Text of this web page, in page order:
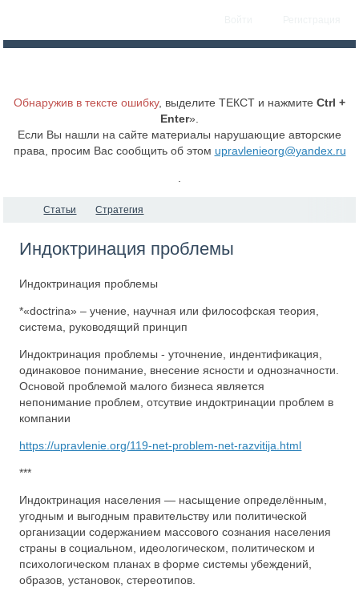
Обнаружив в тексте ошибку, выделите ТЕКСТ и нажмите Ctrl +
Enter».
Если Вы нашли на сайте материалы нарушающие авторские
права, просим Вас сообщить об этом upravlenieorg@yandex.ru
Статьи Стратегия
Индоктринация проблемы
Индоктринация проблемы
*«doctrina» – учение, научная или философская теория,
система, руководящий принцип
Индоктринация проблемы - уточнение, индентификация,
одинаковое понимание, внесение ясности и однозначности.
Основой проблемой малого бизнеса является
непонимание проблем, отсутвие индоктринации проблем в
компании
https://upravlenie.org/119-net-problem-net-razvitija.html
***
Индоктринация населения — насыщение определённым,
угодным и выгодным правительству или политической
организации содержанием массового сознания населения
страны в социальном, идеологическом, политическом и
психологическом планах в форме системы убеждений,
образов, установок, стереотипов.